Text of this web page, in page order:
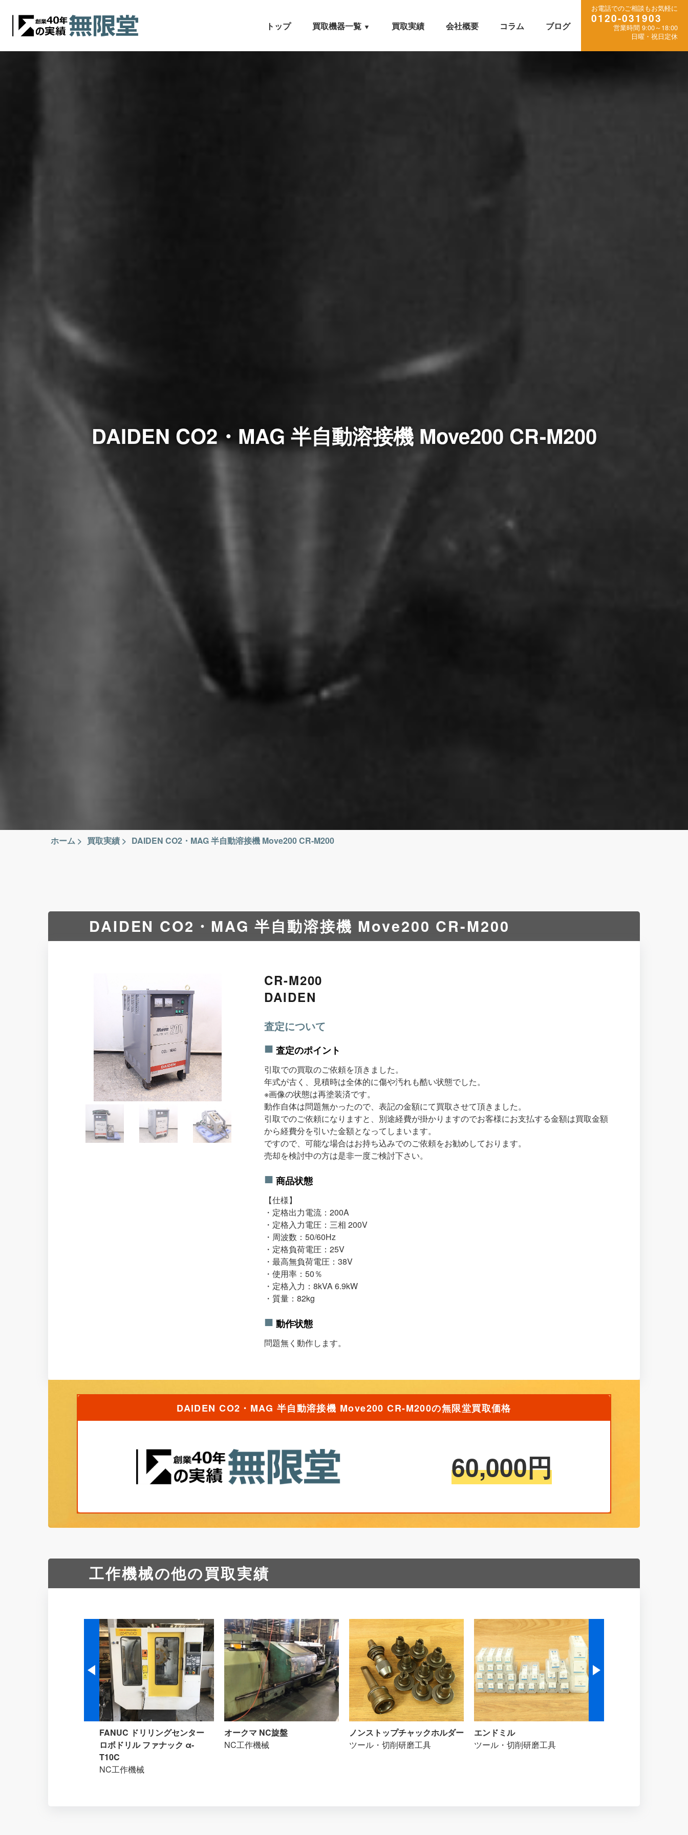
トップ 買取機器一覧 ▼
自動車設備機械
買取実績 会社概要 コラム ブログ
お電話でのご相談もお気軽に
0120-031903
営業時間 9:00～18:00
日曜・祝日定休
DAIDEN CO2・MAG 半自動溶接機 Move200 CR-M200
ホーム > 買取実績 > DAIDEN CO2・MAG 半自動溶接機 Move200 CR-M200
DAIDEN CO2・MAG 半自動溶接機 Move200 CR-M200
CR-M200
DAIDEN
査定について
査定のポイント
引取での買取のご依頼を頂きました。
年式が古く、見積時は全体的に傷や汚れも酷い状態でした。
※画像の状態は再塗装済です。
動作自体は問題無かったので、表記の金額にて買取させて頂きました。
引取でのご依頼になりますと、別途経費が掛かりますのでお客様にお支払する金額は買取金額
から経費分を引いた金額となってしまいます。
ですので、可能な場合はお持ち込みでのご依頼をお勧めしております。
売却を検討中の方は是非一度ご検討下さい。
商品状態
【仕様】
・定格出力電流：200A
・定格入力電圧：三相 200V
・周波数：50/60Hz
・定格負荷電圧：25V
・最高無負荷電圧：38V
・使用率：50％
・定格入力：8kVA 6.9kW
・質量：82kg
動作状態
問題無く動作します。
DAIDEN CO2・MAG 半自動溶接機 Move200 CR-M200の無限堂買取価格
60,000円
工作機械の他の買取実績
FANUC ドリリングセンター
ロボドリル ファナック α-
T10C
NC工作機械
オークマ NC旋盤
NC工作機械
ノンストップチャックホルダー
ツール・切削研磨工具
エンドミル
ツール・切削研磨工具